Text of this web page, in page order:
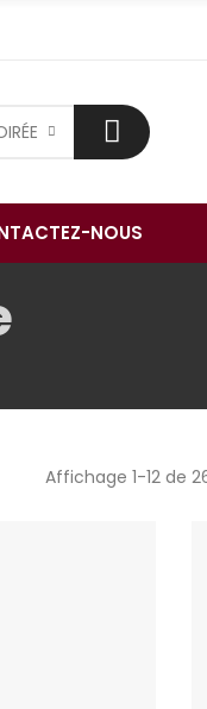
NOUS
Affichage 1-12 de